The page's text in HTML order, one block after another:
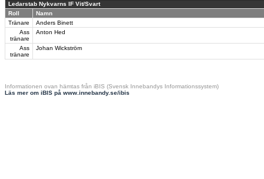
Ledarstab Nykvarns IF Vit/Svart
Roll
Namn
Tränare
Anders Binett
Ass
tränare
Anton Hed
Ass
tränare
Johan Wickström
Informationen ovan hämtas från iBIS (Svensk Innebandys Informationssystem)
Läs mer om iBIS på www.innebandy.se/ibis